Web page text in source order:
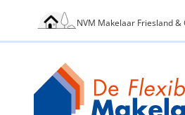
NVM Makelaar Friesland &